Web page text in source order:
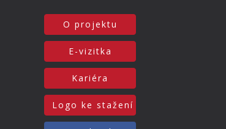
O projektu
E-vizitka
Kariéra
Logo ke stažení